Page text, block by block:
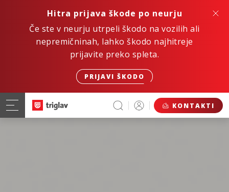
Hitra prijava škode po neurju
Če ste v neurju utrpeli škodo na vozilih ali
nepremičninah, lahko škodo najhitreje
prijavite preko spleta.
PRIJAVI ŠKODO
KONTAKTI